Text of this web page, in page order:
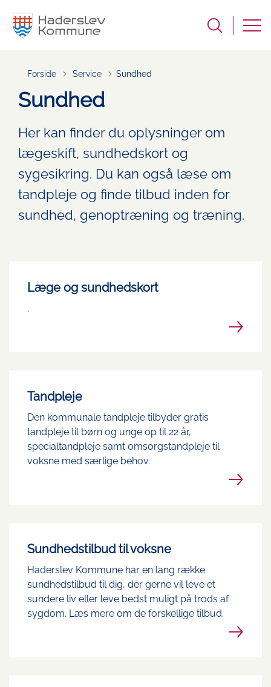
Forside Tilbage til
Service Sundhed
Sundhed
Her kan finder du oplysninger om
lægeskift, sundhedskort og
sygesikring. Du kan også læse om
tandpleje og finde tilbud inden for
sundhed, genoptræning og træning.
Læge og sundhedskort
.
Tandpleje
Den kommunale tandpleje tilbyder gratis
tandpleje til børn og unge op til 22 år,
specialtandpleje samt omsorgstandpleje til
voksne med særlige behov.
Sundhedstilbud til voksne
Haderslev Kommune har en lang række
sundhedstilbud til dig, der gerne vil leve et
sundere liv eller leve bedst muligt på trods af
sygdom. Læs mere om de forskellige tilbud.